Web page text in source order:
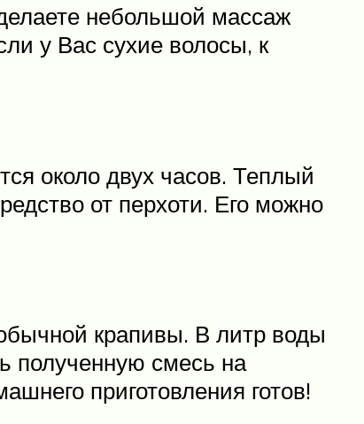
небольшой массаж
у Вас сухие волосы, к
около двух часов. Теплый
от перхоти. Его можно
крапивы. В литр воды
полученную смесь на
приготовления готов!